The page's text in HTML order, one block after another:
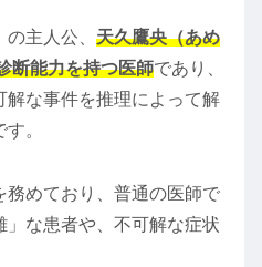
主人公、 天久鷹央（あめ
断能力を持つ医師であり、
な事件を推理によって解
。
めており、普通の医師で
な患者や、不可解な症状